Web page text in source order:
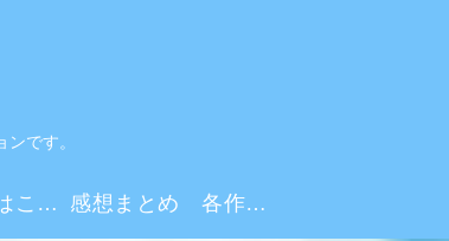
です。
お問い合わせはこちらから 感想まとめ 各作品・シーズンリンク集